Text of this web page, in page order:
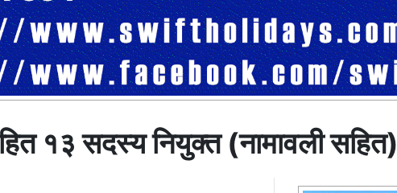
१३ सदस्य नियुक्त (नामावली सहित)